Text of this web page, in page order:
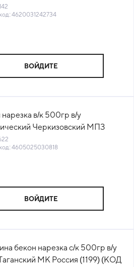
4620031242734
ВОЙДИТЕ
в/к 500гр в/у
Черкизовский МПЗ
(КОД 57622) (-18°С)
4605025030818
ВОЙДИТЕ
бекон нарезка с/к 500гр в/у
МК Россия (1199) (КОД